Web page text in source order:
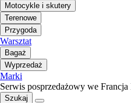
Motocykle i skutery
Terenowe
Przygoda
Warsztat
Bagaż
Wyprzedaż
Marki
Serwis posprzedażowy we Francja
Szukaj